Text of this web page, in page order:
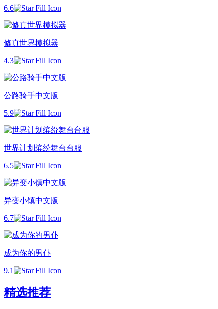
6.6
修真世界模拟器
4.3
公路骑手中文版
5.9
世界计划缤纷舞台台服
6.5
异变小镇中文版
6.7
成为你的男仆
9.1
精选推荐